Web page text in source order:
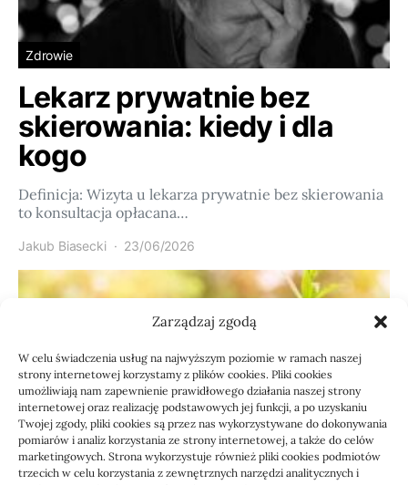
Zarządzaj zgodą
W celu świadczenia usług na najwyższym poziomie w ramach naszej
strony internetowej korzystamy z plików cookies. Pliki cookies
umożliwiają nam zapewnienie prawidłowego działania naszej strony
internetowej oraz realizację podstawowych jej funkcji, a po uzyskaniu
Twojej zgody, pliki cookies są przez nas wykorzystywane do dokonywania
pomiarów i analiz korzystania ze strony internetowej, a także do celów
marketingowych. Strona wykorzystuje również pliki cookies podmiotów
trzecich w celu korzystania z zewnętrznych narzędzi analitycznych i
Zdrowie
Lekarz prywatnie bez
skierowania: kiedy i dla
kogo
Definicja: Wizyta u lekarza prywatnie bez skierowania
to konsultacja opłacana…
Jakub Biasecki 23/06/2026
Usługi